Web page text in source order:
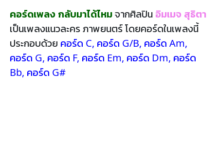
คอร์ดเพลง กลับมาได้ไหมจากศิลปิน อิมเมจ สุธิตา
เป็นเพลงแนวละคร ภาพยนตร์ โดยคอร์ดในเพลงนี้
ประกอบด้วย คอร์ด C, คอร์ด G/B, คอร์ด Am,
คอร์ด G, คอร์ด F, คอร์ด Em, คอร์ด Dm, คอร์ด
Bb, คอร์ด G#